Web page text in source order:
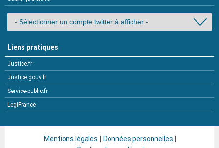
Liens pratiques
Justice.fr
Justice.gouv.fr
Service-public.fr
LegiFrance
Mentions légales
Données personnelles